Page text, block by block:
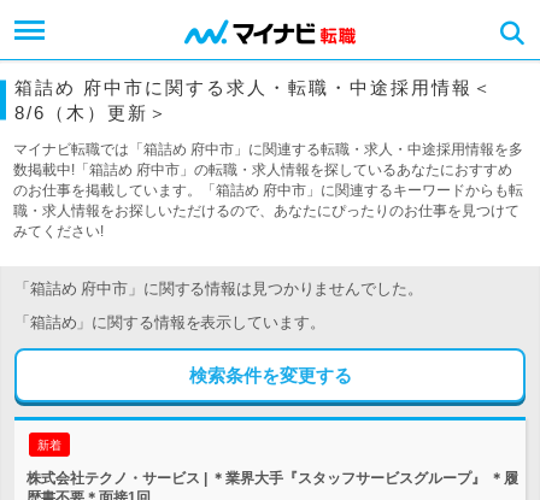
箱詰め 府中市に関する求人・転職・中途採用情報＜
8/6（木）更新＞
マイナビ転職では「箱詰め 府中市」に関連する転職・求人・中途採用情報を多
数掲載中!「箱詰め 府中市」の転職・求人情報を探しているあなたにおすすめ
のお仕事を掲載しています。「箱詰め 府中市」に関連するキーワードからも転
職・求人情報をお探しいただけるので、あなたにぴったりのお仕事を見つけて
みてください!
「箱詰め 府中市」に関する情報は見つかりませんでした。
「箱詰め」に関する情報を表示しています。
検索条件を変更する
新着
株式会社テクノ・サービス | ＊業界大手『スタッフサービスグループ』 ＊履